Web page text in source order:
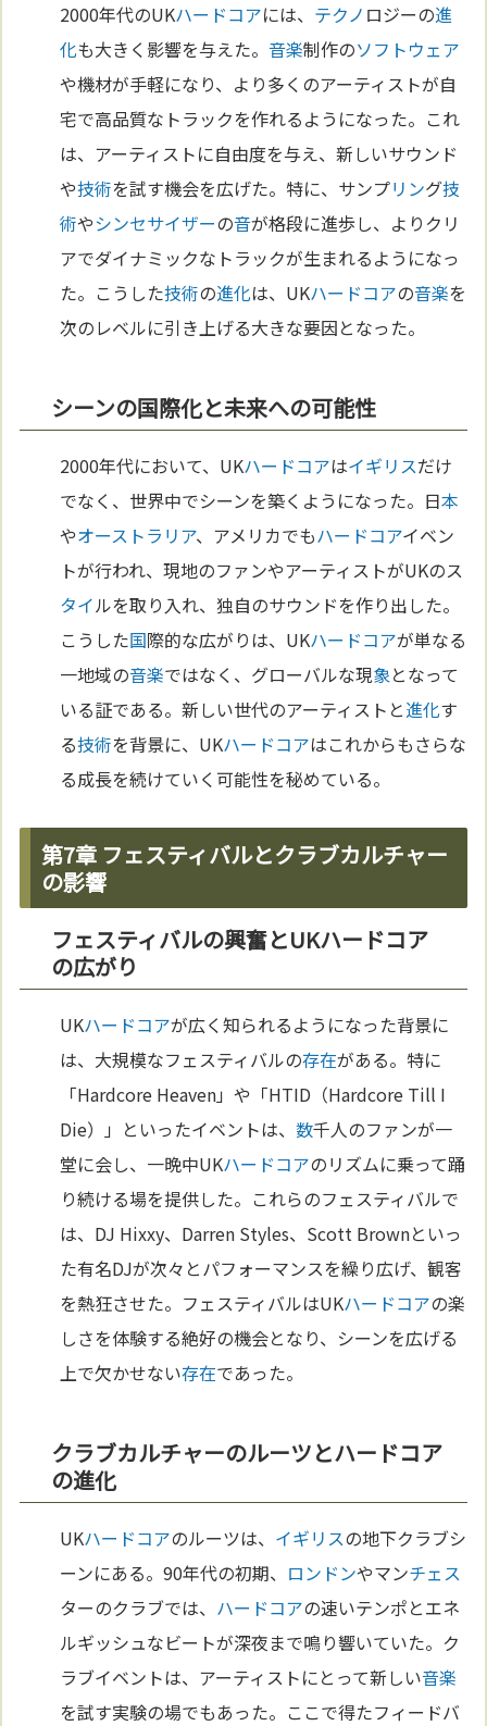
2000年代のUKハードコアには、 テクノ ロジーの進
化も大きく影響を与えた。音楽制作のソフトウェア
や機材が手軽になり、より多くのアーティストが自
宅で高品質なトラックを作れるようになった。これ
は、アーティストに自由度を与え、新しいサウンド
や技術を試す機会を広げた。特に、サンプリング技
術やシンセサイザーの音が格段に進歩し、よりクリ
アでダイナミックなトラックが生まれるようになっ
た。こうした技術の進化は、UKハードコアの音楽を
次のレベルに引き上げる大きな要因となった。
シーンの国際化と未来への可能性
2000年代において、UKハードコアはイギリスだけ
でなく、世界中でシーンを築くようになった。日本
やオーストラリア、アメリカでもハードコアイベン
トが行われ、現地のファンやアーティストがUKのス
タイルを取り入れ、独自のサウンドを作り出した。
こうした国際的な広がりは、UKハードコアが単なる
一地域の音楽ではなく、グローバルな現象となって
いる証である。新しい世代のアーティストと進化す
る技術を背景に、UKハードコアはこれからもさらな
る成長を続けていく可能性を秘めている。
第7章 フェスティバルとクラブカルチャー
の影響
フェスティバルの興奮とUKハードコア
の広がり
UKハードコアが広く知られるようになった背景に
は、大規模なフェスティバルの存在がある。特に
「Hardcore Heaven」や「HTID（Hardcore Till I
Die）」といったイベントは、数千人のファンが一
堂に会し、一晩中UKハードコアのリズムに乗って踊
り続ける場を提供した。これらのフェスティバルで
は、DJ Hixxy、Darren Styles、Scott Brownといっ
た有名DJが次々とパフォーマンスを繰り広げ、観客
を熱狂させた。フェスティバルはUKハードコアの楽
しさを体験する絶好の機会となり、シーンを広げる
上で欠かせない存在であった。
クラブカルチャーのルーツとハードコア
の進化
UKハードコアのルーツは、 イギリスの地下クラブシ
ーンにある。90年代の初期、 ロンドンやマンチェス
ターのクラブでは、 ハードコアの速いテンポとエネ
ルギッシュなビートが深夜まで鳴り響いていた。ク
ラブイベントは、アーティストにとって新しい音楽
を試す実験の場でもあった。ここで得たフィードバ